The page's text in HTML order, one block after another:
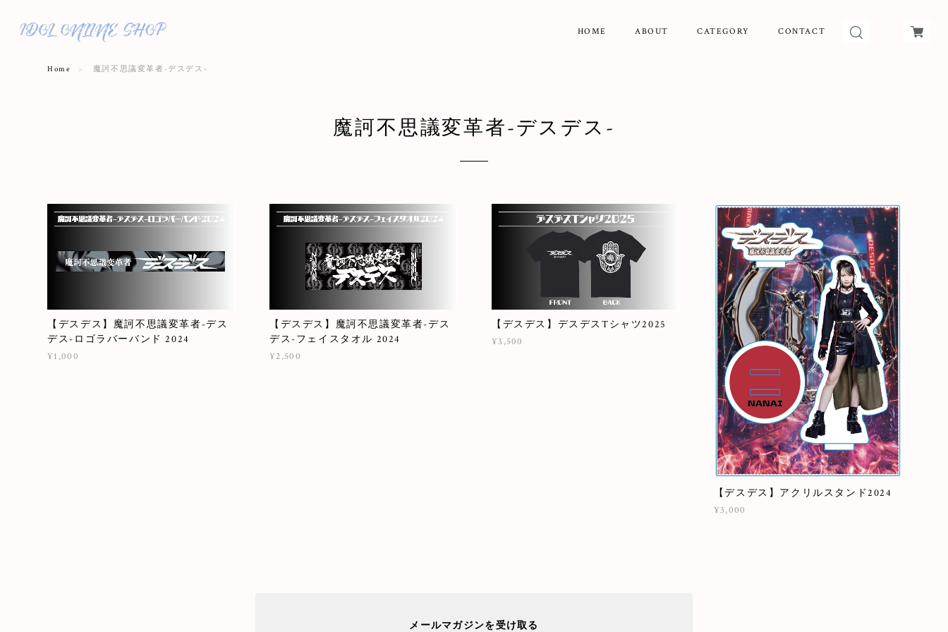
HOME ABOUT CATEGORY CONTACT
Home 魔訶不思議変革者-デスデス-
魔訶不思議変革者-デスデス-
【デスデス】魔訶不思議変革者-デス
デス-ロゴラバーバンド 2024
¥1,000
【デスデス】魔訶不思議変革者-デス
デス-フェイスタオル 2024
¥2,500
【デスデス】デスデスTシャツ2025
¥3,500
【デスデス】アクリルスタンド2024
¥3,000
メールマガジンを受け取る